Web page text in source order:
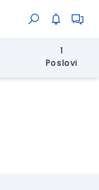
1
Poslovi